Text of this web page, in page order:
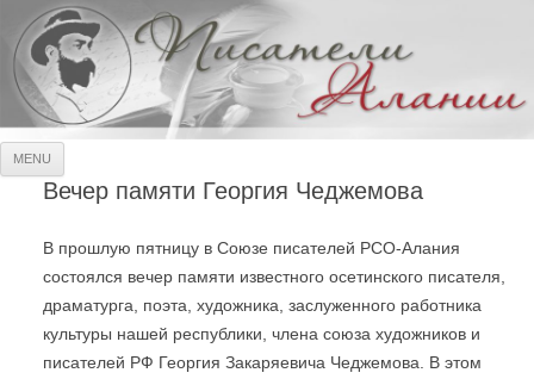
Писатели Алании
Официальный сайт Союза писателей РСО-Алания
MENU
content
Вечер памяти Георгия Чеджемова
В прошлую пятницу в Союзе писателей РСО-Алания
состоялся вечер памяти известного осетинского писателя,
драматурга, поэта, художника, заслуженного работника
культуры нашей республики, члена союза художников и
писателей РФ Георгия Закаряевича Чеджемова. В этом